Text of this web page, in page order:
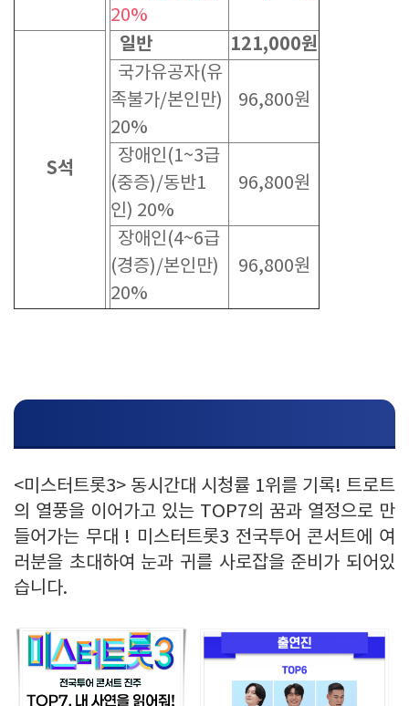
20%
S석
일반 121,000원
국가유공자(유
족불가/본인만)
20%
96,800원
장애인(1~3급
(중증)/동반1
인) 20%
96,800원
장애인(4~6급
(경증)/본인만)
20%
96,800원
<미스터트롯3> 동시간대 시청률 1위를 기록! 트로트
의 열풍을 이어가고 있는 TOP7의 꿈과 열정으로 만
들어가는 무대 ! 미스터트롯3 전국투어 콘서트에 여
러분을 초대하여 눈과 귀를 사로잡을 준비가 되어있
습니다.